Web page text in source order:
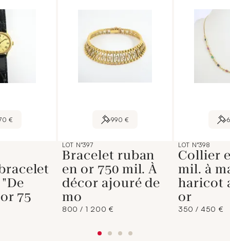
€
75
990 €
LOT N°397
Bracelet ruban
en or 750 mil. À
décor ajouré de
mo
800 / 1 200 €
LOT N°398
Collier
mil. à
haricot
or
350 / 450 €